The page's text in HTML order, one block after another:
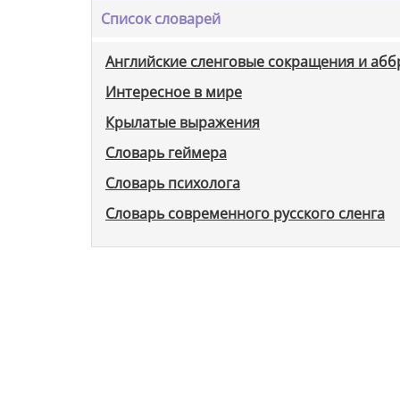
Список словарей
Английские сленговые сокращения и
Интересное в мире
Крылатые выражения
Словарь геймера
Словарь психолога
Словарь современного русского сленга